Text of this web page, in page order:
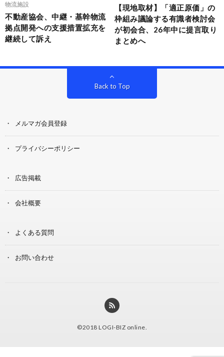
物流施設
不動産協会、中継・基幹物流
拠点開発への支援措置拡充を
継続して訴え
【現地取材】「適正原価」の
枠組み議論する有識者検討会
が初会合、26年中に提言取り
まとめへ
Back to Top
メルマガ会員登録
プライバシーポリシー
広告掲載
会社概要
よくある質問
お問い合わせ
©2018 LOGI-BIZ online